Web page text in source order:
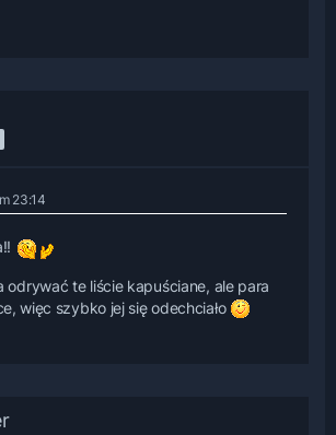
23:14
odrywać te liście kapuściane, ale para
więc szybko jej się odechciało